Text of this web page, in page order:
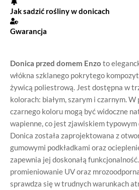
Donica przed domem Enzo to
włókna szklanego pokrytego
żywicą poliestrową. Jest dostępna w
kolorach: białym, szarym i czarnym.
czarnego koloru mogą być widoczne
wapienne, co jest zjawiskiem typowym
Donica została zaprojektowana z
gumowymi podkładkami oraz
zapewnia jej doskonałą
promieniowanie UV oraz
sprawdza się w trudnych warunkach
Jak sadzić rośliny w donicach
Gwarancja